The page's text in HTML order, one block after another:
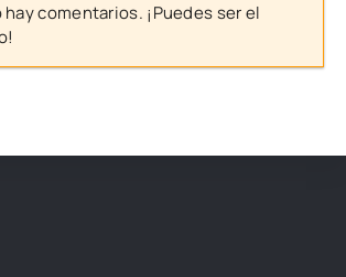
hay comentarios. ¡Puedes ser el